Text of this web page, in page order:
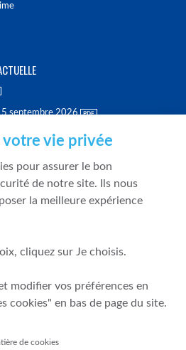
septembre 2026
et de résolution
votre vie privée
pour assurer le bon
de notre site. Ils nous
la meilleure expérience
cliquez sur Je choisis.
modifier vos préférences en
cookies" en bas de page du site.
de cookies